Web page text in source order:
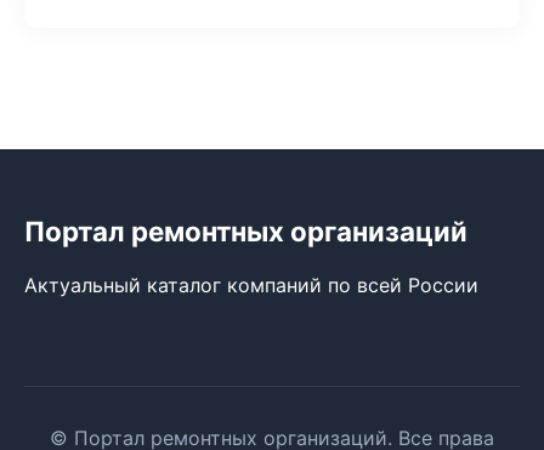
Портал ремонтных организаций
Актуальный каталог компаний по всей России
© Портал ремонтных организаций. Все права